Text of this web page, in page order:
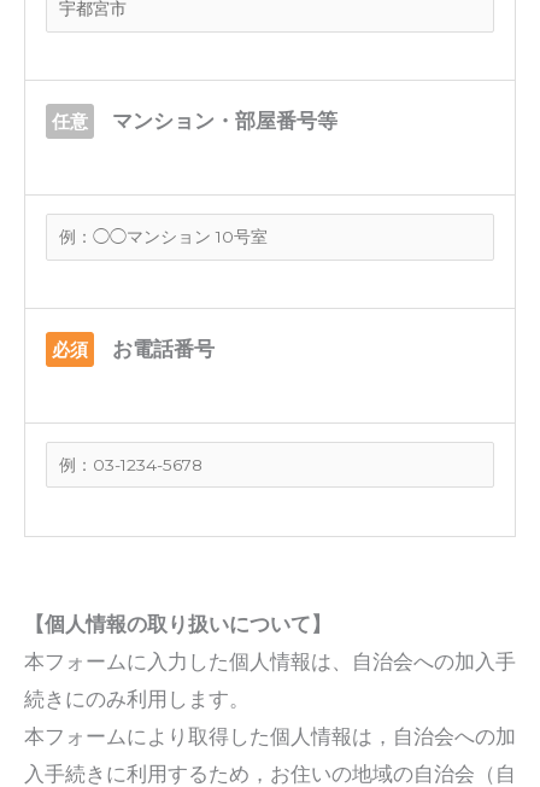
任意 マンション・部屋番号等
必須 お電話番号
【個人情報の取り扱いについて】
本フォームに入力した個人情報は、自治会への加入手
続きにのみ利用します。
本フォームにより取得した個人情報は，自治会への加
入手続きに利用するため，お住いの地域の自治会（自